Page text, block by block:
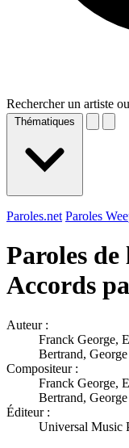
Rechercher un artiste
Thématiques
Paroles.net Paroles
Paroles de
Accords
Auteur :
Franck George,
Bertrand,
Compositeur :
Franck George,
Bertrand,
Éditeur :
Universal Music